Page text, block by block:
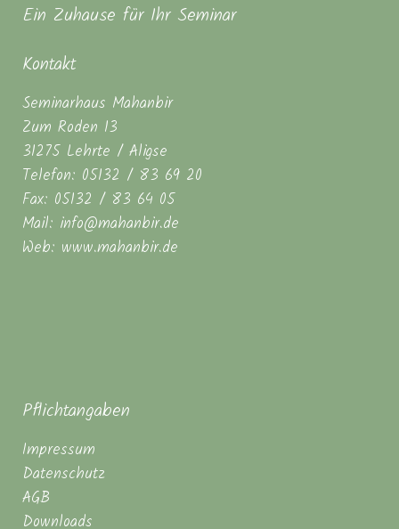
Ein Zuhause für Ihr Seminar
Kontakt
Seminarhaus Mahanbir
Zum Roden 13
31275 Lehrte / Aligse
Telefon: 05132 / 83 69 20
Fax: 05132 / 83 64 05
Mail: info@mahanbir.de
Web: www.mahanbir.de
Pflichtangaben
Impressum
Datenschutz
AGB
Downloads